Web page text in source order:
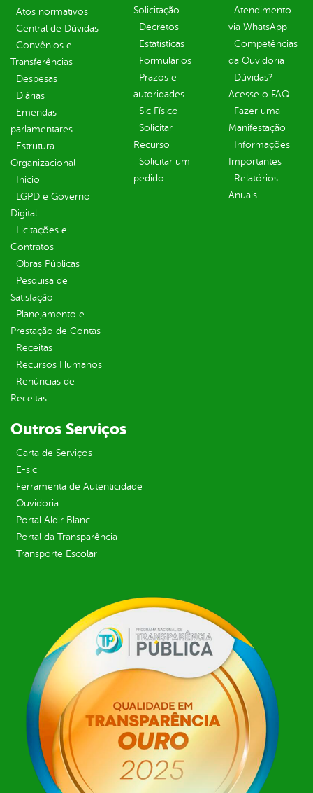
Atos normativos
Central de Dúvidas
Convênios e
Transferências
Despesas
Diárias
Emendas
parlamentares
Estrutura
Organizacional
Inicio
LGPD e Governo
Digital
Licitações e
Contratos
Obras Públicas
Pesquisa de
Satisfação
Planejamento e
Prestação de Contas
Receitas
Recursos Humanos
Renúncias de
Receitas
Solicitação
Decretos
Estatísticas
Formulários
Prazos e
autoridades
Sic Físico
Solicitar
Recurso
Solicitar um
pedido
Atendimento
via WhatsApp
Competências
da Ouvidoria
Dúvidas?
Acesse o FAQ
Fazer uma
Manifestação
Informações
Importantes
Relatórios
Anuais
Outros Serviços
Carta de Serviços
E-sic
Ferramenta de Autenticidade
Ouvidoria
Portal Aldir Blanc
Portal da Transparência
Transporte Escolar